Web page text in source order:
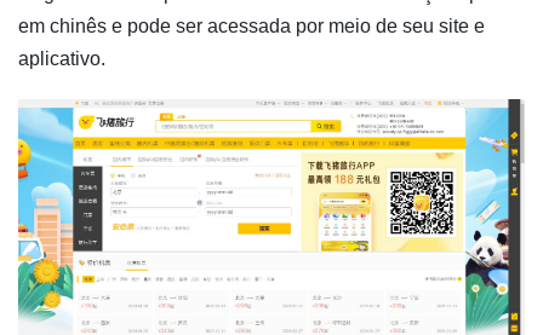
em chinês e pode ser acessada por meio de seu site e
aplicativo.